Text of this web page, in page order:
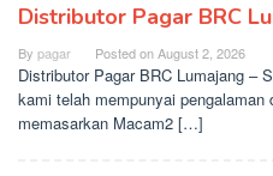
Distributor Pagar BRC
By pagar Posted onAugust 2, 2026
Distributor Pagar BRC Lumajang –
kami telah mempunyai
memasarkan Macam2 […]